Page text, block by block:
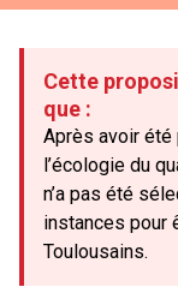
Cette
que :
Après avoir été
l’écologie du
n’a pas été
instances pour
Toulousains.